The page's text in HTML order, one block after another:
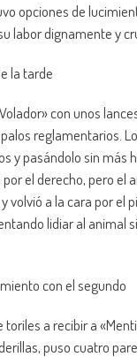
opciones de
labor dignamente y
la tarde
con unos
reglamentarios.
y pasándolo sin
el derecho, pero el
volvió a la cara por
lidiar al animal
con el segundo
a recibir a
puso cuatro